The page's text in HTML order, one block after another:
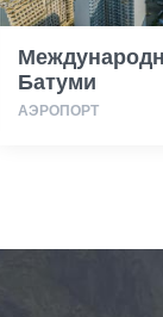
Батуми
АЭРОПОРТ